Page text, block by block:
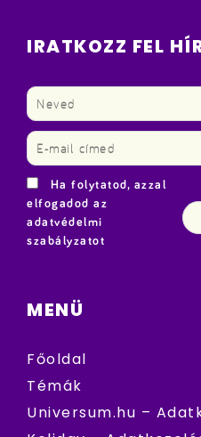
IRATKOZZ FEL
Ha folytatod, azzal
elfogadod az
adatvédelmi
szabályzatot
MENÜ
Főoldal
Témák
Universum.hu –